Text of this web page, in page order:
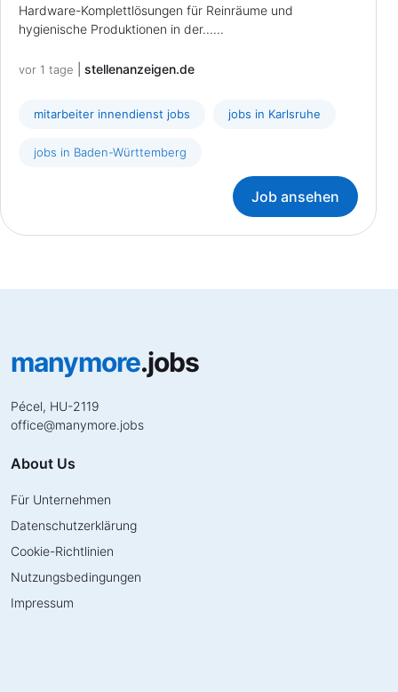
Hardware-Komplettlösungen für Reinräume und
hygienische Produktionen in der......
vor 1 tage stellenanzeigen.de
mitarbeiter innendienst jobs jobs in Karlsruhe
jobs in Baden-Württemberg
Job ansehen
manymore.jobs
Pécel, HU-2119
office@manymore.jobs
About Us
Für Unternehmen
Datenschutzerklärung
Cookie-Richtlinien
Nutzungsbedingungen
Impressum